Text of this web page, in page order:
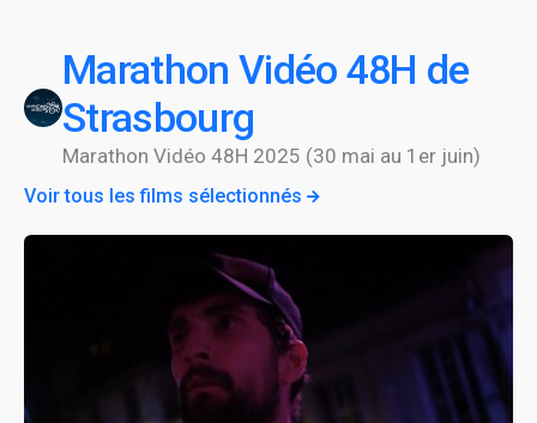
Marathon Vidéo 48H de
Strasbourg
Marathon Vidéo 48H 2025 (30 mai au 1er juin)
Voir tous les films sélectionnés